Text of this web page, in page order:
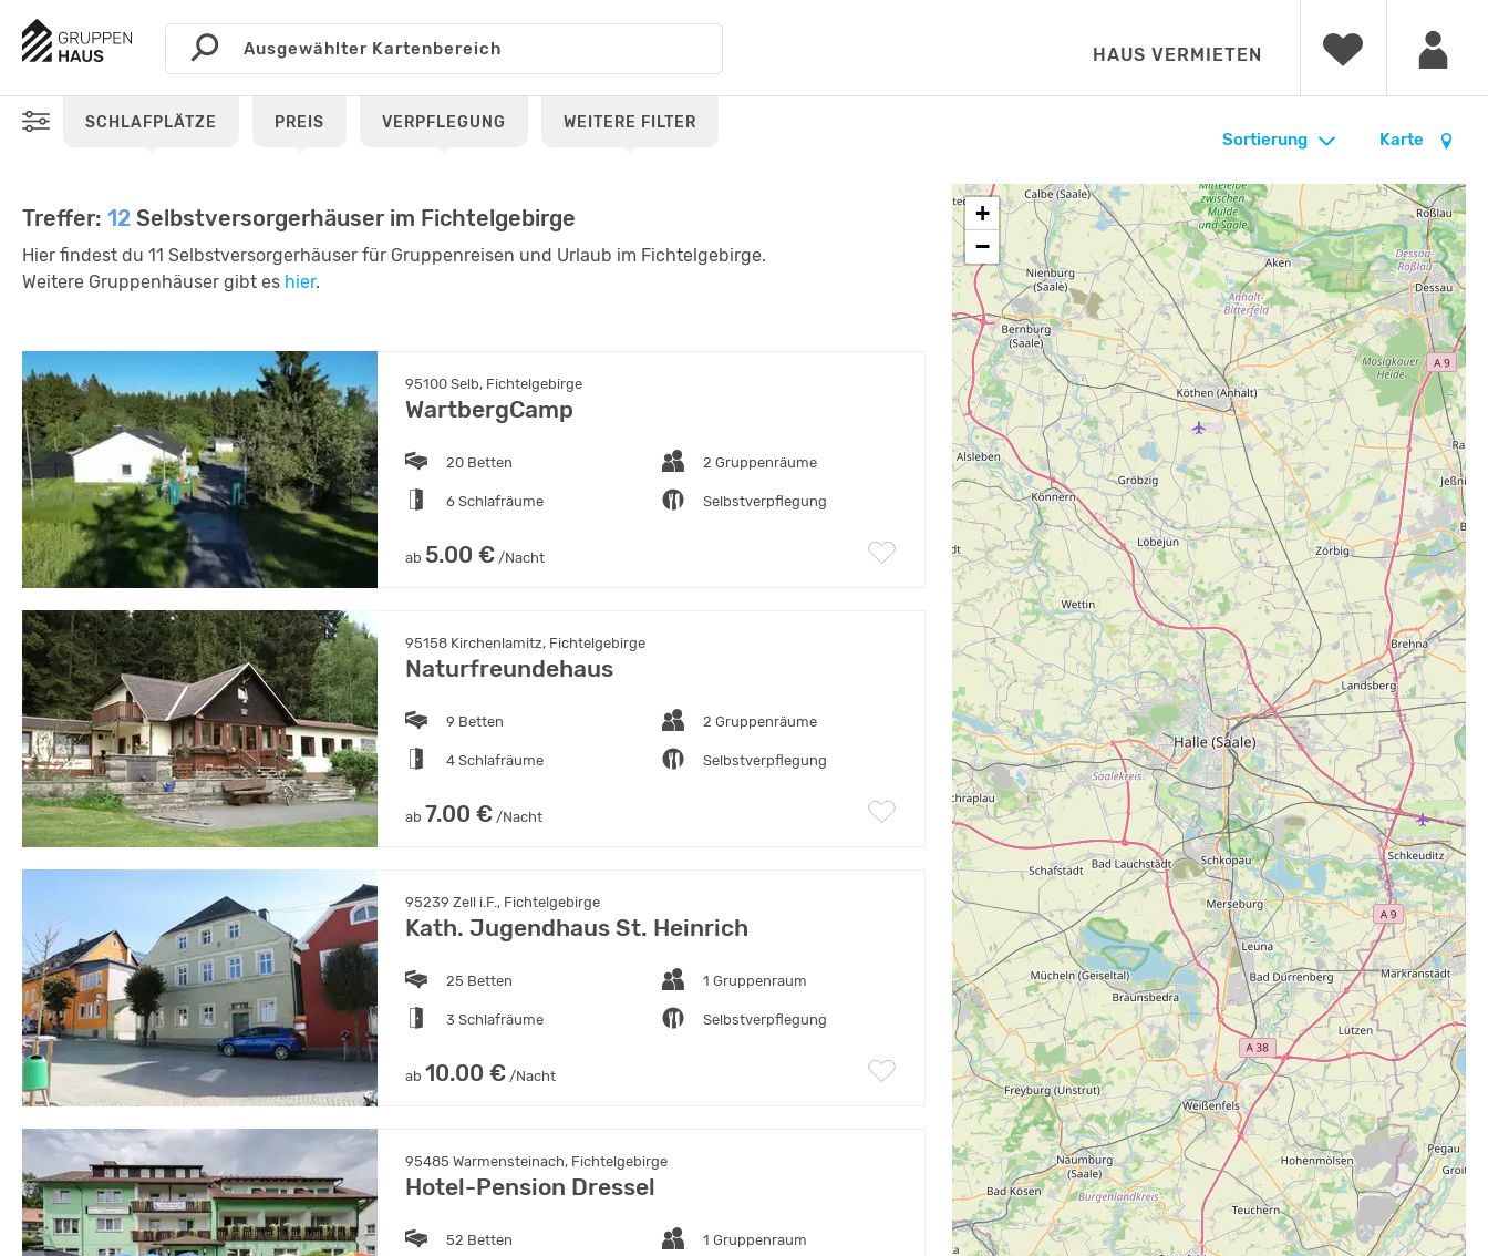
HAUS VERMIETEN
SCHLAFPLÄTZE PREIS VERPFLEGUNG WEITERE FILTER
Karte
Sortierung
Treffer: 12 Selbstversorgerhäuser im Fichtelgebirge
Hier findest du 11 Selbstversorgerhäuser für Gruppenreisen und Urlaub im Fichtelgebirge.
Weitere Gruppenhäuser gibt es hier.
95100 Selb, Fichtelgebirge
WartbergCamp
20 Betten 2 Gruppenräume
6 Schlafräume Selbstverpflegung
ab 5.00 € /Nacht
95158 Kirchenlamitz, Fichtelgebirge
Naturfreundehaus
9 Betten 2 Gruppenräume
4 Schlafräume Selbstverpflegung
ab 7.00 € /Nacht
95239 Zell i.F., Fichtelgebirge
Kath. Jugendhaus St. Heinrich
25 Betten 1 Gruppenraum
3 Schlafräume Selbstverpflegung
ab 10.00 € /Nacht
95485 Warmensteinach, Fichtelgebirge
Hotel-Pension Dressel
52 Betten 1 Gruppenraum
+
−